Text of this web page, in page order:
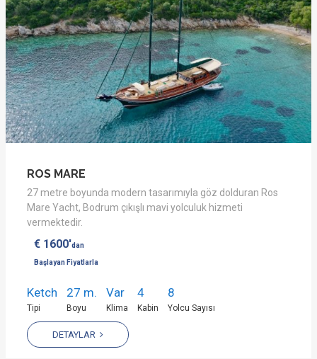
ROS MARE
27 metre boyunda modern tasarımıyla göz dolduran Ros
Mare Yacht, Bodrum çıkışlı mavi yolculuk hizmeti
vermektedir.
€ 1600'dan
Başlayan Fiyatlarla
Ketch
Tipi
27 m.
Boyu
Var
Klima
4
Kabin
8
Yolcu Sayısı
DETAYLAR